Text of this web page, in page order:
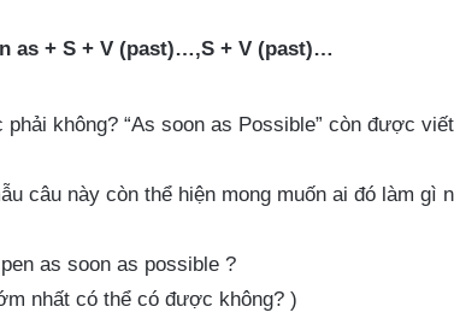
as + S + V (past)…,S + V (past)…
không? “As soon as Possible” còn được
câu này còn thể hiện mong muốn ai đó làm gì
as soon as possible ?
nhất có thể có được không? )